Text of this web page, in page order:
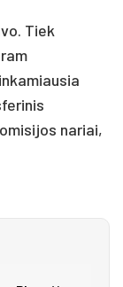
Tiek
nariai,